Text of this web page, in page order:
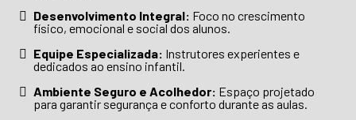
Desenvolvimento Integral: Foco no crescimento
físico, emocional e social dos alunos.
Equipe Especializada: Instrutores experientes e
dedicados ao ensino infantil.
Ambiente Seguro e Acolhedor: Espaço projetado
para garantir segurança e conforto durante as aulas.